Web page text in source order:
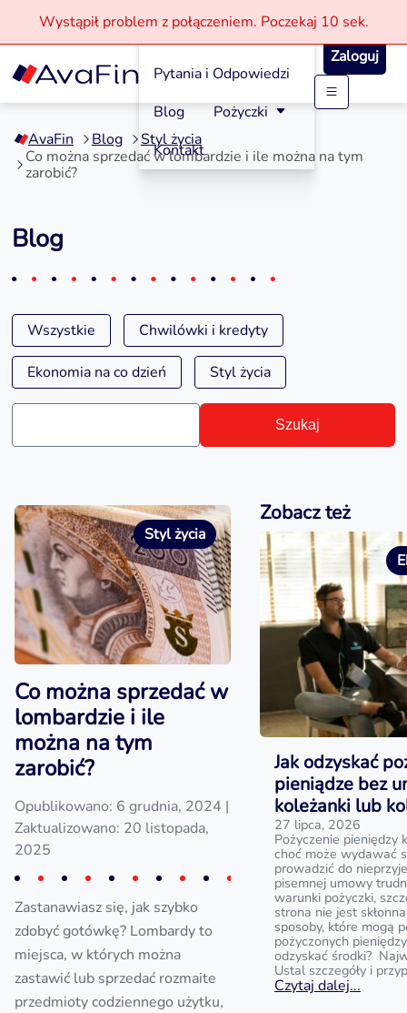
Przejdź
treści
Wystąpił problem z połączeniem. Poczekaj 10 sek.
Jak aplikować?
Pytania i Odpowiedzi
Blog
Pożyczki
Kontakt
Zaloguj
AvaFin Blog
Styl życia
Co można sprzedać w lombardzie i ile można na tym
zarobić?
Blog
Wszystkie Chwilówki i kredyty
Ekonomia na co dzień Styl życia
Szukaj
Styl życia
Co można sprzedać w
lombardzie i ile
można na tym
zarobić?
Opublikowano: 6 grudnia, 2024 |
Zaktualizowano: 20 listopada,
2025
Zastanawiasz się, jak szybko
zdobyć gotówkę? Lombardy to
miejsca, w których można
zastawić lub sprzedać rozmaite
przedmioty codziennego użytku,
Zobacz też
Jak odzyskać
pieniądze bez
koleżanki lub
27 lipca, 2026
Pożyczenie pieniędzy
choć może wydawać
prowadzić do
pisemnej umowy
warunki pożyczki,
strona nie jest
sposoby, które mogą
pożyczonych
odzyskać środki?
Ustal szczegóły i
Czytaj dalej...